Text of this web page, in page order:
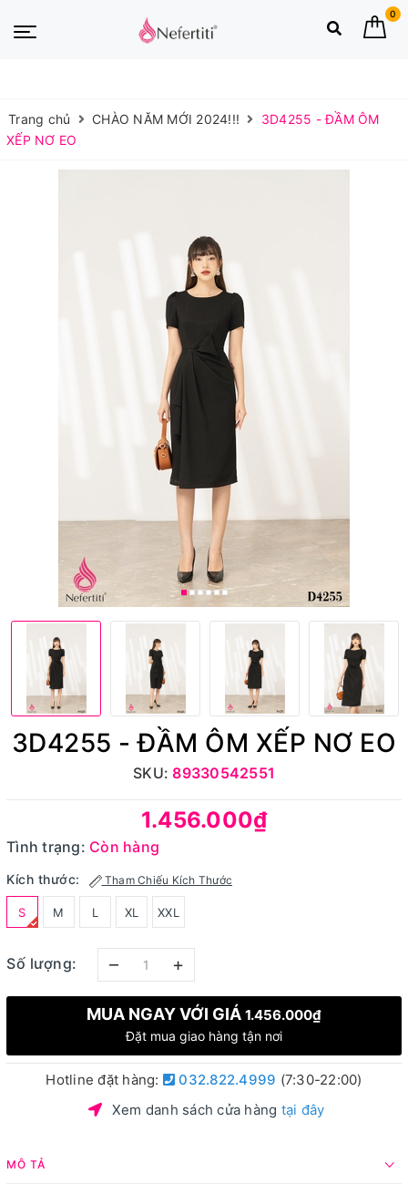
0
Trang chủ CHÀO NĂM MỚI 2024!!!
3D4255 - ĐẦM ÔM
XẾP NƠ EO
3D4255 - ĐẦM ÔM XẾP NƠ EO
SKU:89330542551
1.456.000₫
Tình trạng: Còn hàng
Kích thước: Tham Chiếu Kích Thước
S M L XL XXL
Số lượng: – +
MUA NGAY VỚI GIÁ 1.456.000₫
Đặt mua giao hàng tận nơi
Hotline đặt hàng: 032.822.4999 (7:30-22:00)
Xem danh sách cửa hàng tại đây
MÔ TẢ